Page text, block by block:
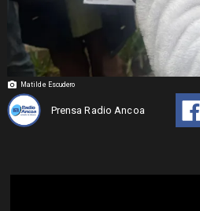
Matilde Escudero
Prensa Radio Ancoa